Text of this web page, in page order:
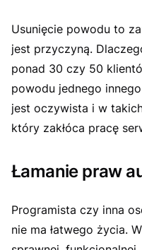
Usunięcie powodu to
jest przyczyną.
ponad 30 czy 50
powodu jednego
jest oczywista i w
który zakłóca pracę
Łamanie praw
Programista czy inna
nie ma łatwego życia.